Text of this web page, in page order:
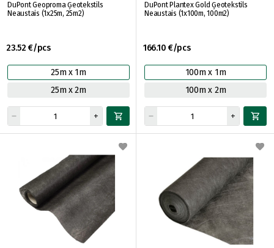
DuPont Geoproma Ģeotekstils
Neaustais (1x25m, 25m2)
23.52 €/pcs
25m x 1m
25m x 2m
DuPont Plantex Gold Ģeotekstils
Neaustais (1x100m, 100m2)
166.10 €/pcs
100m x 1m
100m x 2m